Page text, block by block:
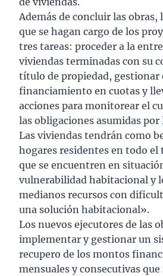
Además de concluir las obras,
que se hagan cargo de los
tres tareas: proceder a la
viviendas terminadas con su
título de propiedad, gestionar
financiamiento en cuotas y
acciones para monitorear el
las obligaciones asumidas
Las viviendas tendrán como
hogares residentes en todo
que se encuentren en
vulnerabilidad habitacional y
medianos recursos con
una solución habitacional».
Los nuevos ejecutores de las
implementar y gestionar un
recupero de los montos
mensuales y consecutivas